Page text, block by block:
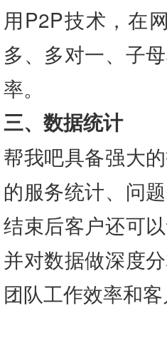
用P2P技术，在
多、多对一、子
率。
三、数据统计
帮我吧具备强大
的服务统计、问
结束后客户还可
并对数据做深度
团队工作效率和客